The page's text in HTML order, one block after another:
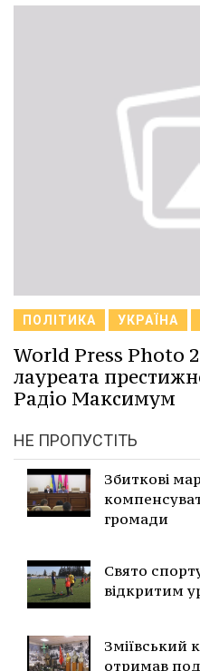
ПОЛІТИКА УКРАЇНА
World Press Photo
лауреата
Радіо Максимум
НЕ ПРОПУСТІТЬ
Збиткові
громади
Свято
відкритим
Зміївський
отримав